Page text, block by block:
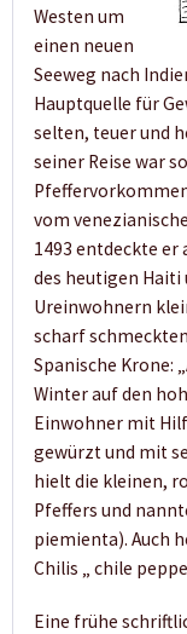
Westen um
einen neuen
Seeweg nach
Hauptquelle für
selten, teuer und
seiner Reise war
vom
1493 entdeckte er
des heutigen
Ureinwohnern
scharf
Spanische Krone:
Winter auf den
Einwohner mit
gewürzt und mit
hielt die kleinen,
Pfeffers und
piemienta). Auch
Chilis „ chile
Eine frühe